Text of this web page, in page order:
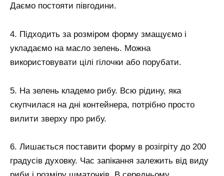
Даємо постояти півгодини.
4. Підходить за розміром форму змащуємо і
укладаємо на масло зелень. Можна
використовувати цілі гілочки або порубати.
5. На зелень кладемо рибу. Всю рідину, яка
скупчилася на дні контейнера, потрібно просто
вилити зверху про рибу.
6. Лишається поставити форму в розігріту до 200
градусів духовку. Час запікання залежить від виду